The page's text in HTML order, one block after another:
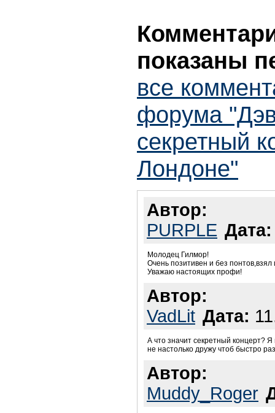
показаны
все
форума
секретный
Лондоне"
Автор:
PURPLE Дата:
Молодец Гилмор!
Очень позитивен и без понтов,взял
Уважаю настоящих профи!
Автор:
VadLit Дата:
А что значит секретный концерт?
не настолько дружу чтоб быстро
Автор:
Muddy_Roger